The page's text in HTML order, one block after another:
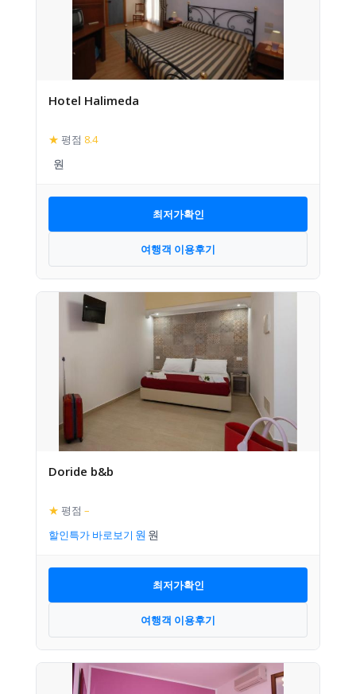
Hotel Halimeda
★ 평점 8.4
최저가확인
여행객 이용후기
Doride b&b
★ 평점 –
할인특가 바로보기
최저가확인
여행객 이용후기